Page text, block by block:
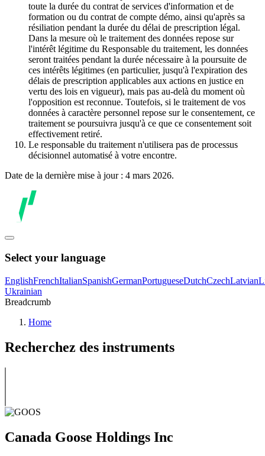
toute la durée du contrat de services d'information et de
formation ou du contrat de compte démo, ainsi qu'après sa
résiliation pendant la durée du délai de prescription légal.
Dans la mesure où le traitement des données repose sur
l'intérêt légitime du Responsable du traitement, les données
seront traitées pendant la durée nécessaire à la poursuite de
ces intérêts légitimes (en particulier, jusqu'à l'expiration des
délais de prescription applicables aux actions en justice en
vertu des lois en vigueur), mais pas au-delà du moment où
l'opposition est reconnue. Toutefois, si le traitement de vos
données à caractère personnel repose sur le consentement, ce
traitement se poursuivra jusqu'à ce que ce consentement soit
effectivement retiré.
Le responsable du traitement n'utilisera pas de processus
décisionnel automatisé à votre encontre.
Date de la dernière mise à jour : 4 mars 2026.
Select your language
EnglishFrenchItalianSpanishGermanPortugueseDutchCzechLatvian
Ukrainian
Breadcrumb
Home
Recherchez des instruments
Canada Goose Holdings Inc